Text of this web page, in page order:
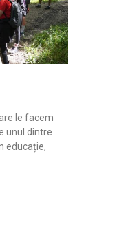
le facem
unul dintre
educație,